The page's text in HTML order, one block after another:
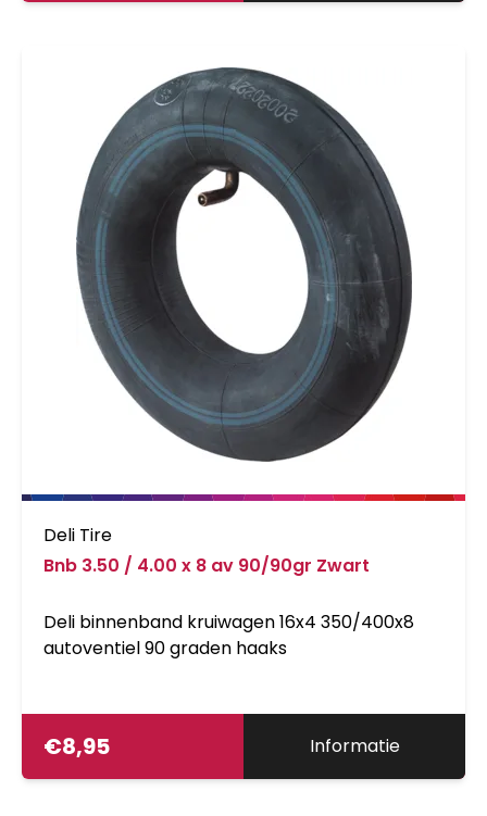
Deli Tire
Bnb 3.50 / 4.00 x 8 av 90/90gr Zwart
Deli binnenband kruiwagen 16x4 350/400x8
autoventiel 90 graden haaks
€8,95 Informatie